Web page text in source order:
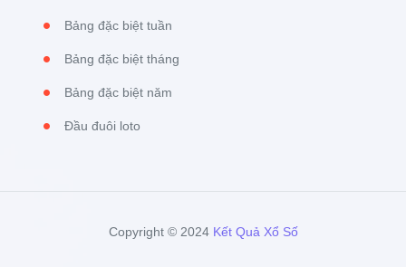
Bảng đặc biệt tuần
Bảng đặc biệt tháng
Bảng đặc biệt năm
Đầu đuôi loto
Copyright © 2024 Kết Quả Xổ Số